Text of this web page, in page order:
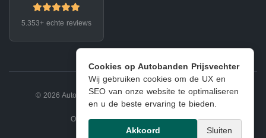
Cookies op Autobanden Prijsvechter
Wij gebruiken cookies om de UX en
SEO van onze website te optimaliseren
en u de beste ervaring te bieden.
Akkoord Sluiten
5.353+ echte reviews
© 2026 Autobanden Prijsvechter. Privacy | Voorwaarden
Onderdeel van EJ Banden Oosterhout